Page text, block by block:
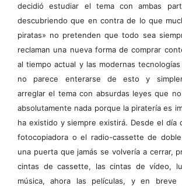
decidió estudiar el tema con ambas
descubriendo que en contra de lo que
piratas» no pretenden que todo sea
reclaman una nueva forma de comprar
al tiempo actual y las modernas
no parece enterarse de esto y
arreglar el tema con absurdas leyes que
absolutamente nada porque la piratería es
ha existido y siempre existirá. Desde el día
fotocopiadora o el radio-cassette de
una puerta que jamás se volvería a cerrar,
cintas de cassette, las cintas de vídeo,
música, ahora las películas, y en breve